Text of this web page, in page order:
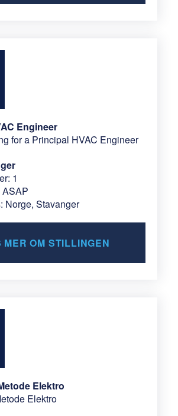
Engineer
for a Principal HVAC Engineer
1
Norge, Stavanger
MER OM STILLINGEN
Elektro
Elektro